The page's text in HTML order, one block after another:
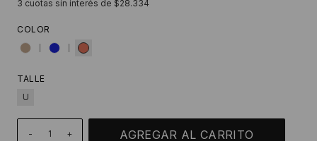
3 cuotas sin interés de $28.334
COLOR
TALLE
U
- +